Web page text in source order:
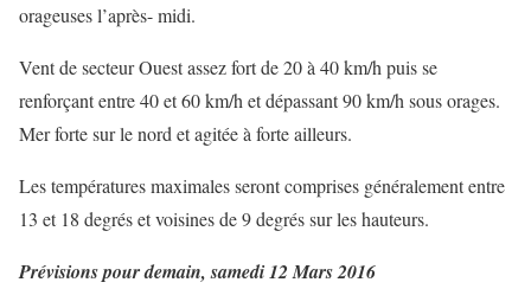
orageuses l’après- midi.
Vent de secteur Ouest assez fort de 20 à 40 km/h puis se
renforçant entre 40 et 60 km/h et dépassant 90 km/h sous orages.
Mer forte sur le nord et agitée à forte ailleurs.
Les températures maximales seront comprises généralement entre
13 et 18 degrés et voisines de 9 degrés sur les hauteurs.
Prévisions pour demain, samedi 12 Mars 2016